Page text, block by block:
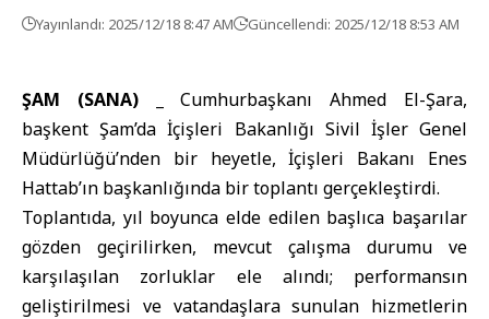
Yayınlandı: 2025/12/18 8:47 AM Güncellendi: 2025/12/18 8:53 AM
ŞAM (SANA) _ Cumhurbaşkanı Ahmed El-Şara,
başkent Şam’da İçişleri Bakanlığı Sivil İşler Genel
Müdürlüğü’nden bir heyetle,İçişleri Bakanı Enes
Hattab’ın başkanlığında bir toplantı gerçekleştirdi.
Toplantıda, yıl boyunca elde edilen başlıca başarılar
gözden geçirilirken, mevcut çalışma durumu ve
karşılaşılan zorluklar ele alındı; performansın
geliştirilmesi ve vatandaşlara sunulan hizmetlerin